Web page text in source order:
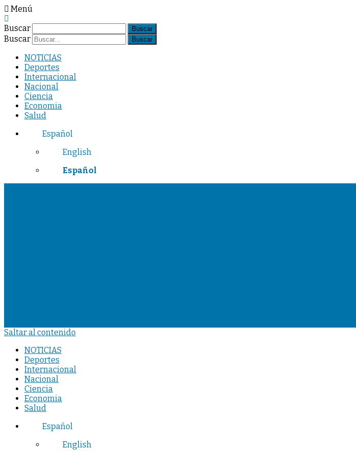
Menú
Buscar
Buscar
NOTICIAS
Deportes
Internacional
Nacional
Ciencia
Economia
Salud
Español
English
Español
Saltar al contenido
NOTICIAS
Deportes
Internacional
Nacional
Ciencia
Economia
Salud
Español
English